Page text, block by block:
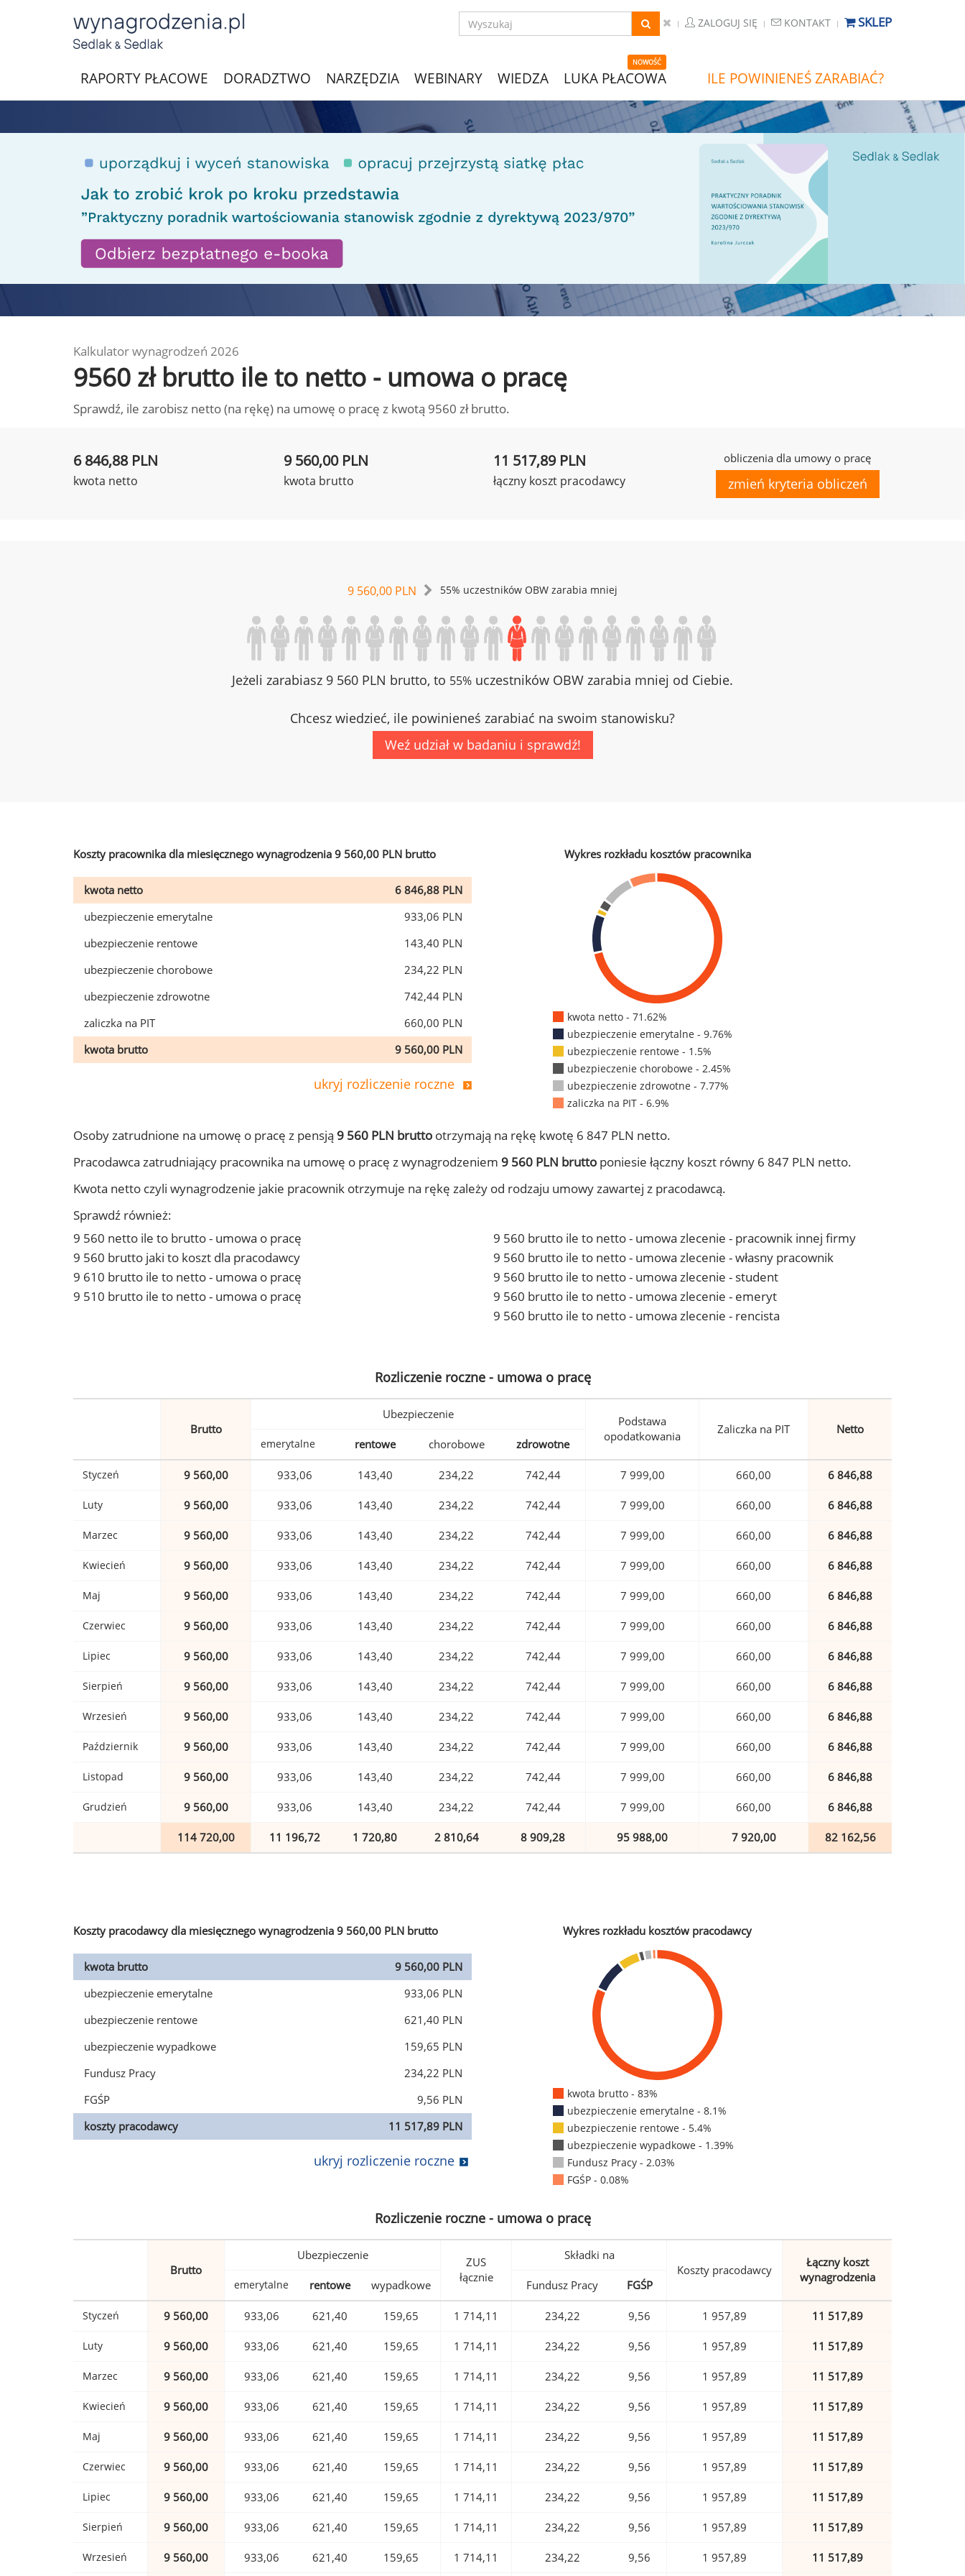
ZALOGUJ SIĘ KONTAKT SKLEP
RAPORTY PŁACOWE DORADZTWO NARZĘDZIA WEBINARY WIEDZA
NOWOŚĆ
LUKA PŁACOWA ILE POWINIENEŚ ZARABIAĆ?
Kalkulator wynagrodzeń 2026
9560 zł brutto ile to netto - umowa o pracę
Sprawdź, ile zarobisz netto (na rękę) na umowę o pracę z kwotą 9560 zł brutto.
6 846,88 PLN
kwota netto
9 560,00 PLN
kwota brutto
11 517,89 PLN
łączny koszt pracodawcy
obliczenia dla umowy o pracę
zmień kryteria obliczeń
9 560,00 PLN 55% uczestników OBW zarabia mniej
Jeżeli zarabiasz 9 560 PLN brutto, to 55% uczestników OBW zarabia mniej od Ciebie.
Chcesz wiedzieć, ile powinieneś zarabiać na swoim stanowisku?
Weź udział w badaniu i sprawdź!
Koszty pracownika dla miesięcznego wynagrodzenia 9 560,00 PLN brutto
kwota netto
6 846,88 PLN
ubezpieczenie emerytalne
933,06 PLN
ubezpieczenie rentowe
143,40 PLN
ubezpieczenie chorobowe
234,22 PLN
ubezpieczenie zdrowotne
742,44 PLN
zaliczka na PIT
660,00 PLN
kwota brutto
9 560,00 PLN
ukryj rozliczenie roczne
Wykres rozkładu kosztów pracownika
kwota netto - 71.62%
ubezpieczenie emerytalne - 9.76%
ubezpieczenie rentowe - 1.5%
ubezpieczenie chorobowe - 2.45%
ubezpieczenie zdrowotne - 7.77%
zaliczka na PIT - 6.9%
Osoby zatrudnione na umowę o pracę z pensją 9 560 PLN brutto otrzymają na rękę kwotę 6 847 PLN netto.
Pracodawca zatrudniający pracownika na umowę o pracę z wynagrodzeniem 9 560 PLN brutto poniesie łączny koszt równy 6 847 PLN netto.
Kwota netto czyli wynagrodzenie jakie pracownik otrzymuje na rękę zależy od rodzaju umowy zawartej z pracodawcą.
Sprawdź również:
9 560 netto ile to brutto - umowa o pracę
9 560 brutto jaki to koszt dla pracodawcy
9 610 brutto ile to netto - umowa o pracę
9 510 brutto ile to netto - umowa o pracę
9 560 brutto ile to netto - umowa zlecenie - pracownik innej firmy
9 560 brutto ile to netto - umowa zlecenie - własny pracownik
9 560 brutto ile to netto - umowa zlecenie - student
9 560 brutto ile to netto - umowa zlecenie - emeryt
9 560 brutto ile to netto - umowa zlecenie - rencista
Rozliczenie roczne - umowa o pracę
Brutto
Ubezpieczenie
Podstawa
opodatkowania
Zaliczka na PIT Netto
emerytalne rentowe chorobowe zdrowotne
Styczeń 9 560,00 933,06 143,40 234,22 742,44 7 999,00 660,00 6 846,88
Luty 9 560,00 933,06 143,40 234,22 742,44 7 999,00 660,00 6 846,88
Marzec 9 560,00 933,06 143,40 234,22 742,44 7 999,00 660,00 6 846,88
Kwiecień 9 560,00 933,06 143,40 234,22 742,44 7 999,00 660,00 6 846,88
Maj 9 560,00 933,06 143,40 234,22 742,44 7 999,00 660,00 6 846,88
Czerwiec 9 560,00 933,06 143,40 234,22 742,44 7 999,00 660,00 6 846,88
Lipiec 9 560,00 933,06 143,40 234,22 742,44 7 999,00 660,00 6 846,88
Sierpień 9 560,00 933,06 143,40 234,22 742,44 7 999,00 660,00 6 846,88
Wrzesień 9 560,00 933,06 143,40 234,22 742,44 7 999,00 660,00 6 846,88
Październik 9 560,00 933,06 143,40 234,22 742,44 7 999,00 660,00 6 846,88
Listopad 9 560,00 933,06 143,40 234,22 742,44 7 999,00 660,00 6 846,88
Grudzień 9 560,00 933,06 143,40 234,22 742,44 7 999,00 660,00 6 846,88
114 720,00 11 196,72 1 720,80 2 810,64 8 909,28 95 988,00 7 920,00 82 162,56
Koszty pracodawcy dla miesięcznego wynagrodzenia 9 560,00 PLN brutto
kwota brutto
9 560,00 PLN
ubezpieczenie emerytalne
933,06 PLN
ubezpieczenie rentowe
621,40 PLN
ubezpieczenie wypadkowe
159,65 PLN
Fundusz Pracy
234,22 PLN
FGŚP
9,56 PLN
koszty pracodawcy
11 517,89 PLN
ukryj rozliczenie roczne
Wykres rozkładu kosztów pracodawcy
kwota brutto - 83%
ubezpieczenie emerytalne - 8.1%
ubezpieczenie rentowe - 5.4%
ubezpieczenie wypadkowe - 1.39%
Fundusz Pracy - 2.03%
FGŚP - 0.08%
Rozliczenie roczne - umowa o pracę
Brutto
Ubezpieczenie
ZUS
łącznie
Składki na
Koszty pracodawcy
Łączny koszt
wynagrodzenia
emerytalne rentowe wypadkowe Fundusz Pracy FGŚP
Styczeń 9 560,00 933,06 621,40 159,65 1 714,11 234,22 9,56 1 957,89 11 517,89
Luty 9 560,00 933,06 621,40 159,65 1 714,11 234,22 9,56 1 957,89 11 517,89
Marzec 9 560,00 933,06 621,40 159,65 1 714,11 234,22 9,56 1 957,89 11 517,89
Kwiecień 9 560,00 933,06 621,40 159,65 1 714,11 234,22 9,56 1 957,89 11 517,89
Maj 9 560,00 933,06 621,40 159,65 1 714,11 234,22 9,56 1 957,89 11 517,89
Czerwiec 9 560,00 933,06 621,40 159,65 1 714,11 234,22 9,56 1 957,89 11 517,89
Lipiec 9 560,00 933,06 621,40 159,65 1 714,11 234,22 9,56 1 957,89 11 517,89
Sierpień 9 560,00 933,06 621,40 159,65 1 714,11 234,22 9,56 1 957,89 11 517,89
Wrzesień 9 560,00 933,06 621,40 159,65 1 714,11 234,22 9,56 1 957,89 11 517,89